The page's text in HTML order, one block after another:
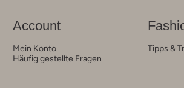
Account
Mein Konto
Häufig gestellte Fragen
Tipps &